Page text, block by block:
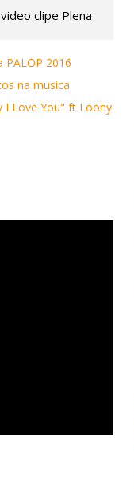
clipe Plena
2016
na musica
I Love You" ft Loony